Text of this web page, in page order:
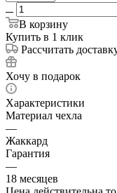
В корзину
Купить в 1 клик
Рассчитать
Хочу в подарок
Характеристики
Материал чехла
—
Жаккард
Гарантия
—
18 месяцев